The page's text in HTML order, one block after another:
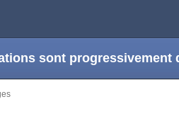
sont progressivement